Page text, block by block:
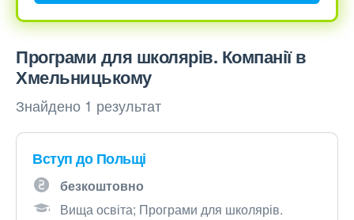
Програми для школярів. Компанії в
Хмельницькому
Знайдено 1 результат
Вступ до Польщі
безкоштовно
Вища освіта; Програми для школярів.